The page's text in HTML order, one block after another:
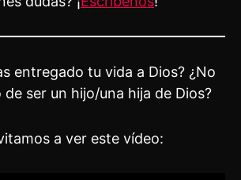
entregado tu vida a Dios? ¿No
de ser un hijo/una hija de Dios?
a ver este vídeo: